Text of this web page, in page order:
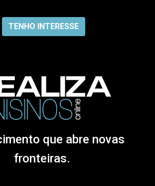
TENHO INTERESSE
que abre novas
fronteiras.